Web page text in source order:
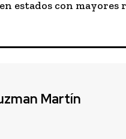
estados con mayores
Martín